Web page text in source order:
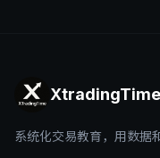
XtradingTime
系统化交易教育，用数据